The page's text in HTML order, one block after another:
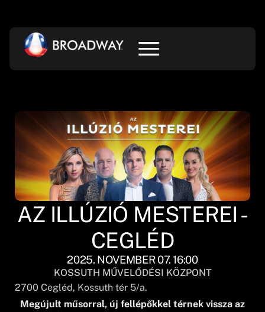
AZ ILLÚZIÓ MESTEREI -
CEGLÉD
2025. NOVEMBER 07. 16:00
KOSSUTH MŰVELŐDÉSI KÖZPONT
2700 Cegléd, Kossuth tér 5/a.
Megújult műsorral, új fellépőkkel térnek vissza az